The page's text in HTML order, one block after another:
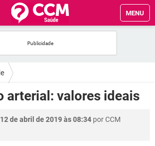
MENU
arterial: valores ideais
12 de abril de 2019 às 08:34 porCCM